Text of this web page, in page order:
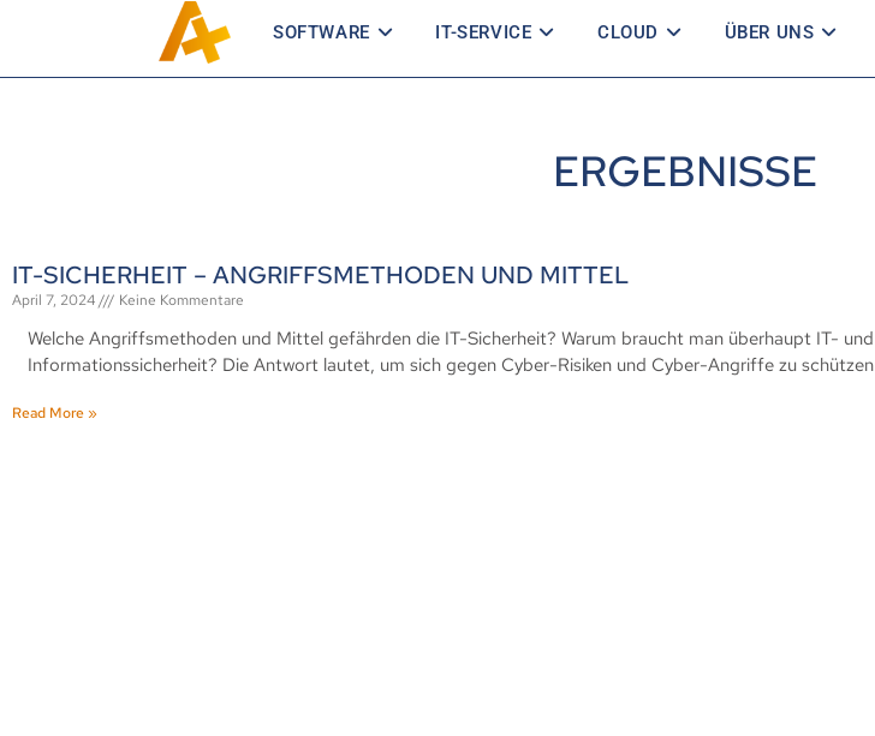
SOFTWARE IT-SERVICE CLOUD ÜBER UNS
ERGEBNISSE
IT-SICHERHEIT – ANGRIFFSMETHODEN UND MITTEL
April 7, 2024 Keine Kommentare
Welche Angriffsmethoden und Mittel gefährden die IT-Sicherheit? Warum braucht man überhaupt IT- und
Informationssicherheit? Die Antwort lautet, um sich gegen Cyber-Risiken und Cyber-Angriffe zu schützen
Read More »